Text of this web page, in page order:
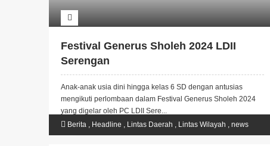
Festival Generus Sholeh 2024 LDII
Serengan
Anak-anak usia dini hingga kelas 6 SD dengan antusias
mengikuti perlombaan dalam Festival Generus Sholeh 2024
yang digelar oleh PC LDII Sere...
Berita , Headline , Lintas Daerah , Lintas Wilayah , news